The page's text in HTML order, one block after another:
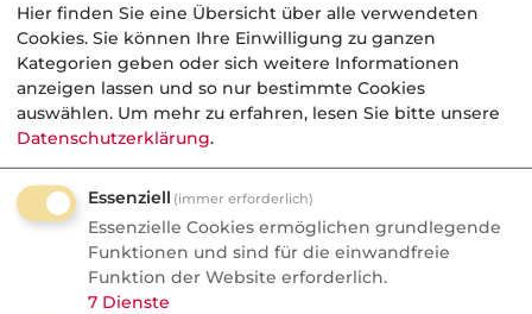
Aus der dvb-Redaktion
Markt
Nachrichten
KI sitzt bald jedem Vermittler
auf der Schulter
Wenn ein Ergo-Vorstand in die Zukunft
Hier finden Sie eine Übersicht über alle verwendeten
Cookies. Sie können Ihre Einwilligung zu ganzen
Kategorien geben oder sich weitere Informationen
anzeigen lassen und so nur bestimmte Cookies
auswählen. Um mehr zu erfahren, lesen Sie bitte unsere
Datenschutzerklärung.
Essenziell (immer erforderlich)
Essenzielle Cookies ermöglichen grundlegende
Funktionen und sind für die einwandfreie
Funktion der Website erforderlich.
7 Dienste